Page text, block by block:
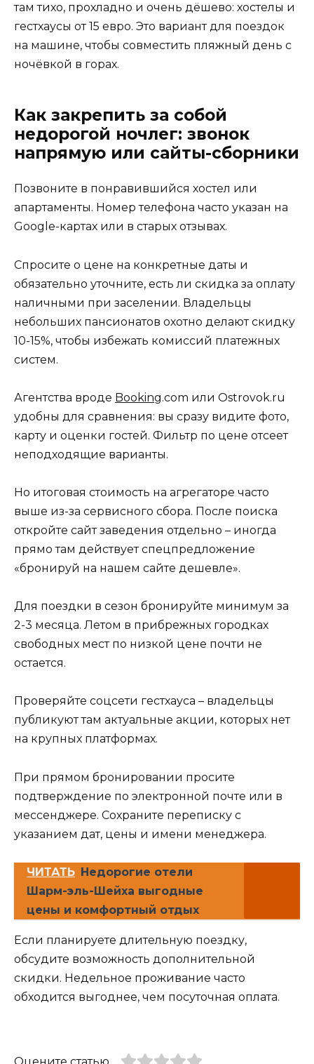
там тихо, прохладно и очень дёшево: хостелы и
гестхаусы от 15 евро. Это вариант для поездок
на машине, чтобы совместить пляжный день с
ночёвкой в горах.
Как закрепить за собой
недорогой ночлег: звонок
напрямую или сайты-сборники
Позвоните в понравившийся хостел или
апартаменты. Номер телефона часто указан на
Google-картах или в старых отзывах.
Спросите о цене на конкретные даты и
обязательно уточните, есть ли скидка за оплату
наличными при заселении. Владельцы
небольших пансионатов охотно делают скидку
10-15%, чтобы избежать комиссий платежных
систем.
Агентства вроде Booking.com или Ostrovok.ru
удобны для сравнения: вы сразу видите фото,
карту и оценки гостей. Фильтр по цене отсеет
неподходящие варианты.
Но итоговая стоимость на агрегаторе часто
выше из-за сервисного сбора. После поиска
откройте сайт заведения отдельно – иногда
прямо там действует спецпредложение
«бронируй на нашем сайте дешевле».
Для поездки в сезон бронируйте минимум за
2-3 месяца. Летом в прибрежных городках
свободных мест по низкой цене почти не
остается.
Проверяйте соцсети гестхауса – владельцы
публикуют там актуальные акции, которых нет
на крупных платформах.
При прямом бронировании просите
подтверждение по электронной почте или в
мессенджере. Сохраните переписку с
указанием дат, цены и имени менеджера.
ЧИТАТЬ Недорогие отели
Шарм-эль-Шейха выгодные
цены и комфортный отдых
Если планируете длительную поездку,
обсудите возможность дополнительной
скидки. Недельное проживание часто
обходится выгоднее, чем посуточная оплата.